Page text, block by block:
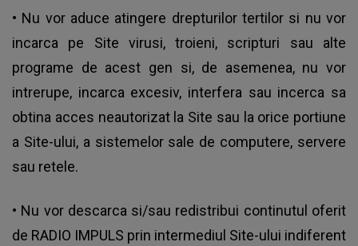
• Nu vor aduce atingere drepturilor tertilor si nu vor
incarca pe Site virusi, troieni, scripturi sau alte
programe de acest gen si, de asemenea, nu vor
intrerupe, incarca excesiv, interfera sau incerca sa
obtina acces neautorizat la Site sau la orice portiune
a Site-ului, a sistemelor sale de computere, servere
sau retele.
• Nu vor descarca si/sau redistribui continutul oferit
de RADIO IMPULS prin intermediul Site-ului indiferent